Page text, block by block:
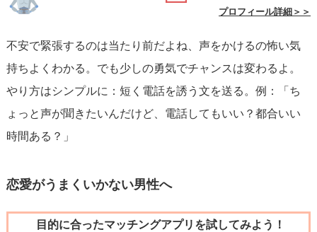
プロフィール詳細＞＞
不安で緊張するのは当たり前だよね、声をかけるの怖い気
持ちよくわかる。でも少しの勇気でチャンスは変わるよ。
やり方はシンプルに：短く電話を誘う文を送る。例：「ち
ょっと声が聞きたいんだけど、電話してもいい？都合いい
時間ある？」
恋愛がうまくいかない男性へ
目的に合ったマッチングアプリを試してみよう！